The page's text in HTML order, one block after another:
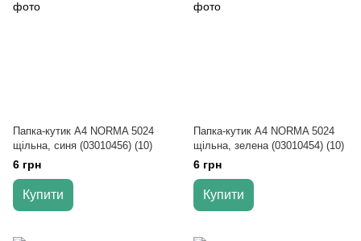
Папка-кутик А4 NORMA 5024
щільна, синя (03010456) (10)
6 грн
Купити
Папка-кутик А4 NORMA 5024
щільна, зелена (03010454) (10)
6 грн
Купити